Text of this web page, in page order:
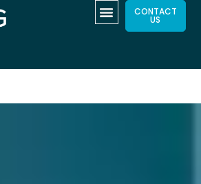
CONTACT
US